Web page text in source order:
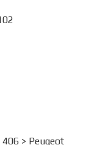
406 > Peugeot